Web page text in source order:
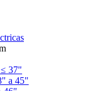
37"
a 45"